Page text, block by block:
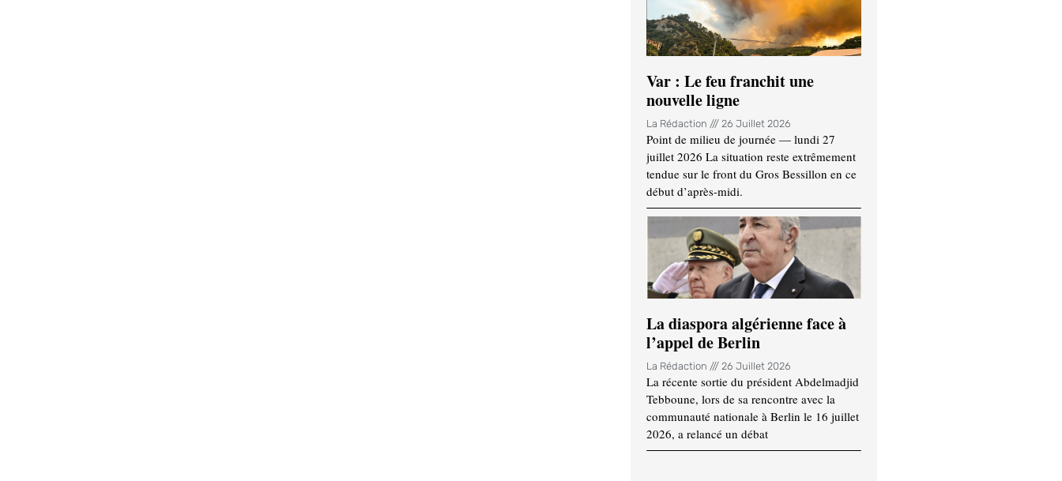
Var : Le feu franchit une
nouvelle ligne
La Rédaction 26 Juillet 2026
Point de milieu de journée — lundi 27
juillet 2026 La situation reste extrêmement
tendue sur le front du Gros Bessillon en ce
début d’après-midi.
La diaspora algérienne face à
l’appel de Berlin
La Rédaction 26 Juillet 2026
La récente sortie du président Abdelmadjid
Tebboune, lors de sa rencontre avec la
communauté nationale à Berlin le 16 juillet
2026, a relancé un débat